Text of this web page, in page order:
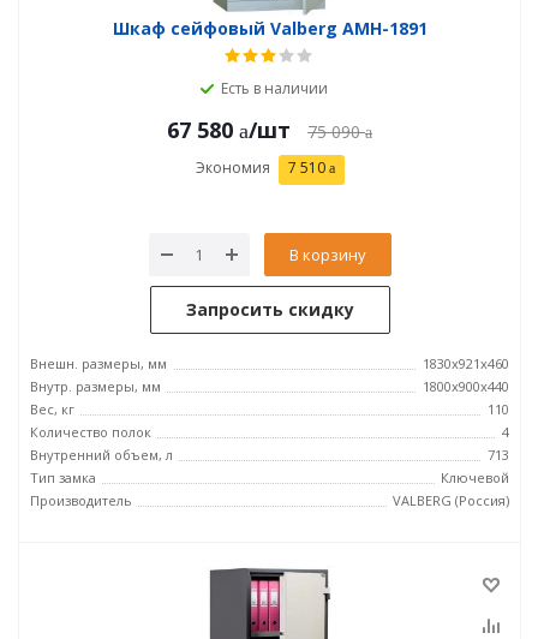
Шкаф сейфовый Valberg AMH-1891
Есть в наличии
67 580 /шт 75 090
Экономия 7 510
В корзину
Запросить скидку
Внешн. размеры, мм
1830x921x460
Внутр. размеры, мм
1800x900x440
Вес, кг
110
Количество полок
4
Внутренний объем, л
713
Тип замка
Ключевой
Производитель
VALBERG (Россия)